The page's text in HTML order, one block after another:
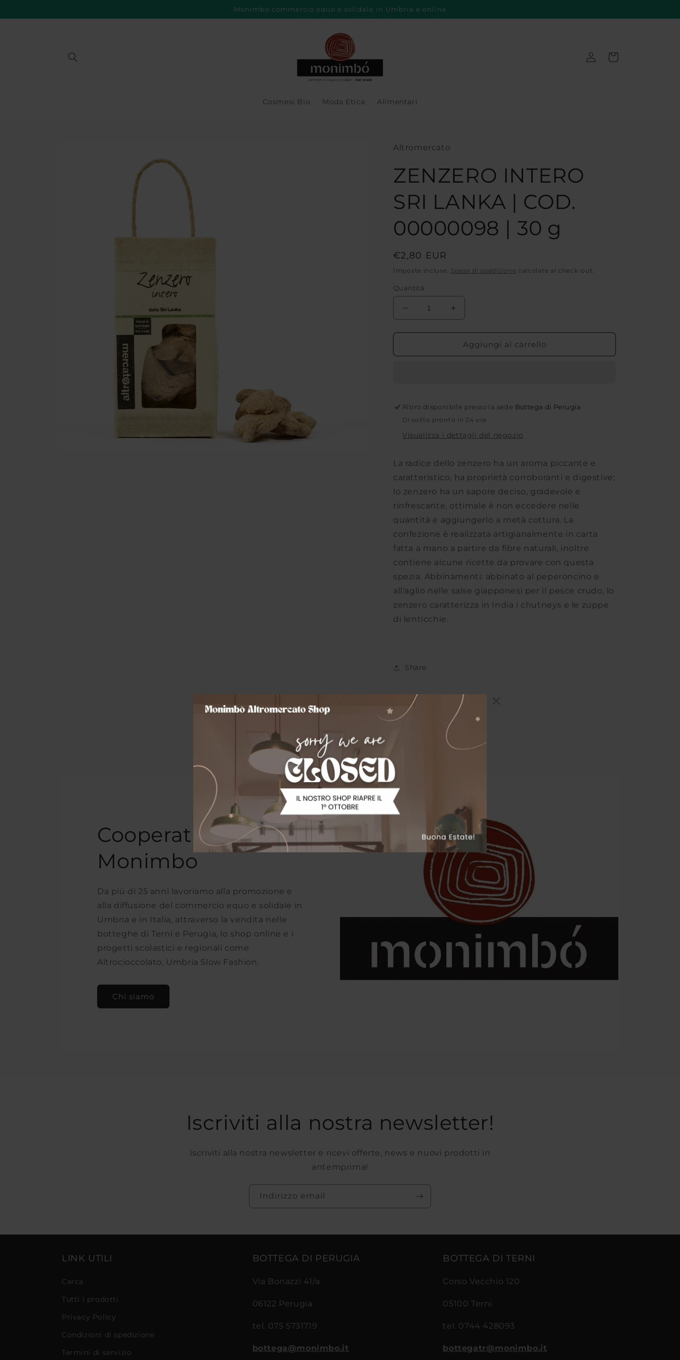
ai contenuti
Monimbo commercio equo e solidale in Umbria e online
Cosmesi Bio Moda Etica Alimentari
Accedi Carrello
Altromercato
ZENZERO INTERO
SRI LANKA | COD.
00000098 | 30 g
Prezzo
di
€2,80 EUR
Imposte incluse. Spese di spedizione calcolate al check-out.
Quantità
Diminuisci
quantità
per
INTERO
00000098
|
g
Aumenta
quantità
per
ZENZERO
INTERO
00000098
|
g
Aggiungi al carrello
Ritiro disponibile presso la sede Bottega di Perugia
Di solito pronto in 24 ore
Visualizza i dettagli del negozio
La radice dello zenzero ha un aroma piccante e
caratteristico, ha proprietà corroboranti e digestive;
lo zenzero ha un sapore deciso, gradevole e
rinfrescante, ottimale è non eccedere nelle
quantità e aggiungerlo a metà cottura. La
confezione è realizzata artigianalmente in carta
fatta a mano a partire da fibre naturali, inoltre
contiene alcune ricette da provare con questa
spezia. Abbinamenti: abbinato al peperoncino e
all'aglio nelle salse giapponesi per il pesce crudo, lo
zenzero caratterizza in India i chutneys e le zuppe
di lenticchie.
Share
Cooperativa
Monimbo
Da più di 25 anni lavoriamo alla promozione e
alla diffusione del commercio equo e solidale in
Umbria e in Italia, attraverso la vendita nelle
botteghe di Terni e Perugia, lo shop online e i
progetti scolastici e regionali come
Altrocioccolato, Umbria Slow Fashion.
Chi siamo
Iscriviti alla nostra newsletter!
Iscriviti alla nostra newsletter e ricevi offerte, news e nuovi prodotti in
antemprima!
Indirizzo email
LINK UTILI
Cerca
Tutti i prodotti
Privacy Policy
Condizioni di spedizione
Termini di servizio
BOTTEGA DI PERUGIA
Via Bonazzi 41/a
06122 Perugia
tel. 075 5731719
bottega@monimbo.it
BOTTEGA DI TERNI
Corso Vecchio 120
05100 Terni
tel. 0744 428093
bottegatr@monimbo.it